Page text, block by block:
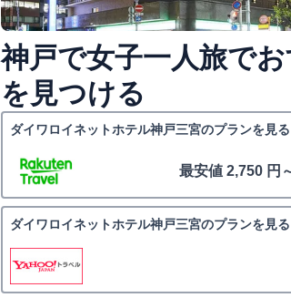
神戸で女子一人旅で
を見つける
ダイワロイネットホテル神戸三宮のプランを見る
最安値 2,750 円
ダイワロイネットホテル神戸三宮のプランを見る